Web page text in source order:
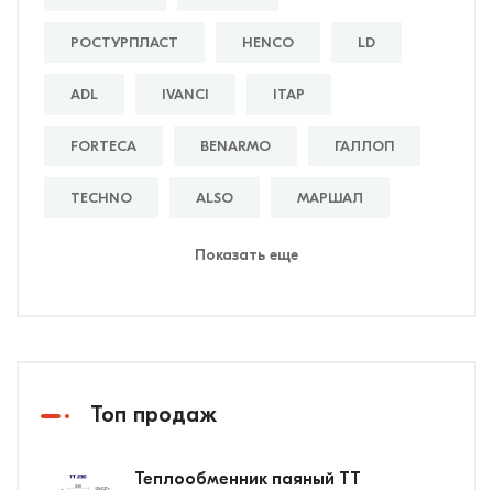
РОСТУРПЛАСТ HENCO LD
ADL IVANCI ITAP
FORTECA BENARMO ГАЛЛОП
TECHNO ALSO МАРШАЛ
Показать еще
Топ продаж
Теплообменник паяный ТТ